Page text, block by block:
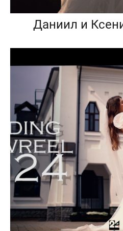
Даниил и